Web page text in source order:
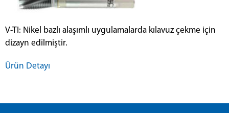
V-TI: Nikel bazlı alaşımlı uygulamalarda kılavuz çekme için
dizayn edilmiştir.
Ürün Detayı